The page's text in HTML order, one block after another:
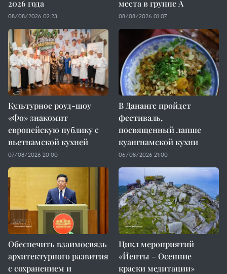
2026 года
08/08/2026 02:23
места в группе A
08/08/2026 01:07
Культурное роуд-шоу
«Фо» знакомит
европейскую публику с
вьетнамской кухней
07/08/2026 20:00
В Дананге пройдет
фестиваль,
посвященный лапше
куангнамской кухни
06/08/2026 21:00
Обеспечить взаимосвязь
архитектурного развития
с сохранением и
Цикл мероприятий
«Йенты – Осенние
краски медитации»